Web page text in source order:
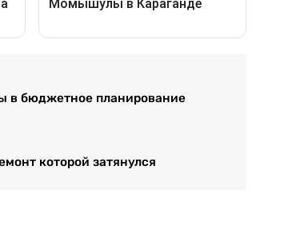
в бюджетное планирование
которой затянулся